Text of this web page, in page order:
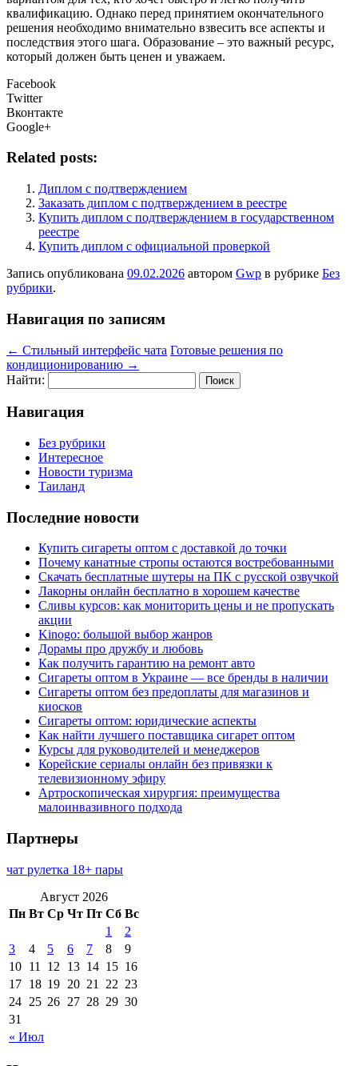
квалификацию. Однако перед принятием окончательного
решения необходимо внимательно взвесить все аспекты и
последствия этого шага. Образование – это важный ресурс,
который должен быть ценен и уважаем.
Facebook
Twitter
Вконтакте
Google+
Related posts:
Диплом с подтверждением
Заказать диплом с подтверждением в реестре
Купить диплом с подтверждением в государственном
реестре
Купить диплом с официальной проверкой
Запись опубликована 09.02.2026 автором Gwp в рубрике Без
рубрики.
Навигация по записям
← Стильный интерфейс чата Готовые решения по
кондиционированию →
Найти:
Навигация
Без рубрики
Интересное
Новости туризма
Таиланд
Последние новости
Купить сигареты оптом с доставкой до точки
Почему канатные стропы остаются востребованными
Скачать бесплатные шутеры на ПК с русской озвучкой
Лакорны онлайн бесплатно в хорошем качестве
Сливы курсов: как мониторить цены и не пропускать
акции
Kinogo: большой выбор жанров
Дорамы про дружбу и любовь
Как получить гарантию на ремонт авто
Сигареты оптом в Украине — все бренды в наличии
Сигареты оптом без предоплаты для магазинов и
киосков
Сигареты оптом: юридические аспекты
Как найти лучшего поставщика сигарет оптом
Курсы для руководителей и менеджеров
Корейские сериалы онлайн без привязки к
телевизионному эфиру
Артроскопическая хирургия: преимущества
малоинвазивного подхода
Партнеры
чат рулетка 18+ пары
Август 2026
Пн Вт Ср Чт Пт Сб Вс
« Июл
1
2
3
4 5 6 7 8
9
10 11 12 13 14 15 16
17 18 19 20 21 22 23
24 25 26 27 28 29 30
31